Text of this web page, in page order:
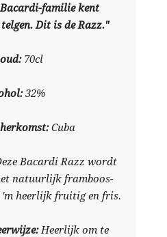
familie kent
Dit is de Razz."
70cl
32%
Cuba
Bacardi Razz wordt
natuurlijk framboos-
heerlijk fruitig en fris.
Heerlijk om te